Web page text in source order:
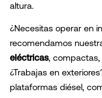
altura.
¿Necesitas operar en
recomendamos
eléctricas, compactas,
¿Trabajas en
plataformas diésel,